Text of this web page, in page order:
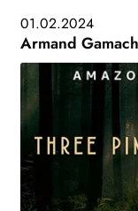
01.02.2024
Armand